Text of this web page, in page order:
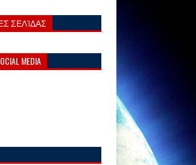
ΣΕΛΊΔΑΣ
MEDIA